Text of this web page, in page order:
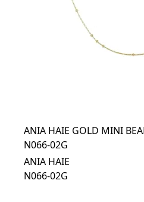
ANIA HAIE GOLD MINI
N066-02G
ANIA HAIE
N066-02G